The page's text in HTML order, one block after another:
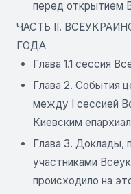
перед открытием
ЧАСТЬ II.
ГОДА
Глава 1.1 сессия
Глава 2. События
между I сессией
Киевским
Глава 3. Доклады,
участниками
происходило на